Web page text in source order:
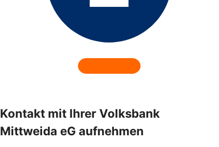
Kontakt mit Ihrer Volksbank
Mittweida eG aufnehmen